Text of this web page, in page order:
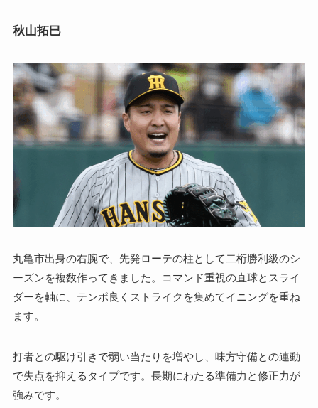
秋山拓巳
丸亀市出身の右腕で、先発ローテの柱として二桁勝利級のシ
ーズンを複数作ってきました。コマンド重視の直球とスライ
ダーを軸に、テンポ良くストライクを集めてイニングを重ね
ます。
打者との駆け引きで弱い当たりを増やし、味方守備との連動
で失点を抑えるタイプです。長期にわたる準備力と修正力が
強みです。